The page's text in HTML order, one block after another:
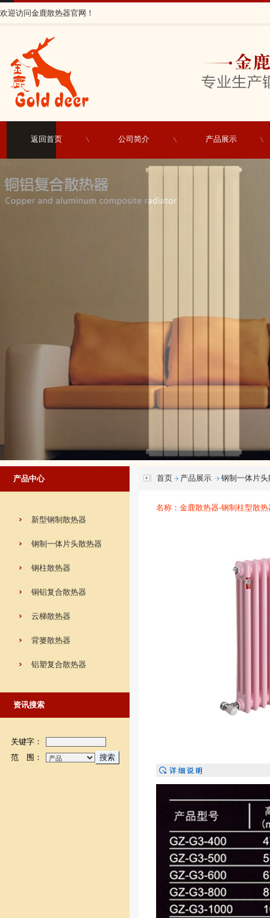
欢迎访问金鹿散热器官网！
返回首页 公司简介 产品展示
产品中心
新型钢制散热器
钢制一体片头散热器
钢柱散热器
铜铝复合散热器
云梯散热器
背篓散热器
铝塑复合散热器
资讯搜索
关键字：
范 围：
首页 产品展示 钢制一体片头
名称：金鹿散热器-钢制柱型散